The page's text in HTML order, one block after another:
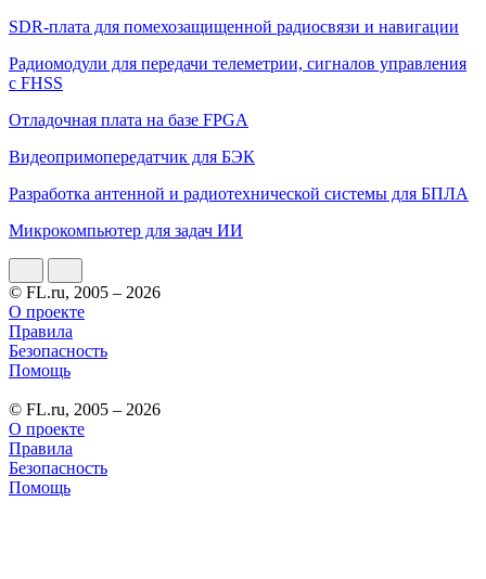
SDR-плата для помехозащищенной радиосвязи и навигации
Радиомодули для передачи телеметрии, сигналов управления
с FHSS
Отладочная плата на базе FPGA
Видеопримопередатчик для БЭК
Разработка антенной и радиотехнической системы для БПЛА
Микрокомпьютер для задач ИИ
© FL.ru, 2005 – 2026
О проекте
Правила
Безопасность
Помощь
© FL.ru, 2005 – 2026
О проекте
Правила
Безопасность
Помощь